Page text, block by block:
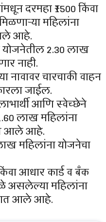
दरमहा ₹1500 किंवा
महिलांना
आहे.
योजनेतील 2.30 लाख
नाही.
नावावर चारचाकी वाहन
जाईल.
आणि स्वेच्छेने
लाख महिलांना
आले आहे.
महिलांना योजनेचा
आधार कार्ड व बँक
असलेल्या महिलांना
आले आहे.